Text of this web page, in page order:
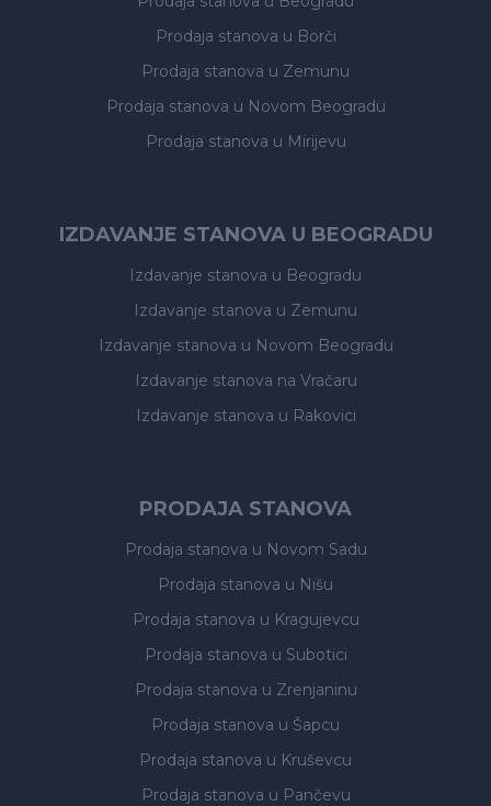
Prodaja stanova u Borči
Prodaja stanova u Zemunu
Prodaja stanova u Novom Beogradu
Prodaja stanova u Mirijevu
IZDAVANJE STANOVA U BEOGRADU
Izdavanje stanova u Beogradu
Izdavanje stanova u Zemunu
Izdavanje stanova u Novom Beogradu
Izdavanje stanova na Vračaru
Izdavanje stanova u Rakovici
PRODAJA STANOVA
Prodaja stanova u Novom Sadu
Prodaja stanova u Nišu
Prodaja stanova u Kragujevcu
Prodaja stanova u Subotici
Prodaja stanova u Zrenjaninu
Prodaja stanova u Šapcu
Prodaja stanova u Kruševcu
Prodaja stanova u Pančevu